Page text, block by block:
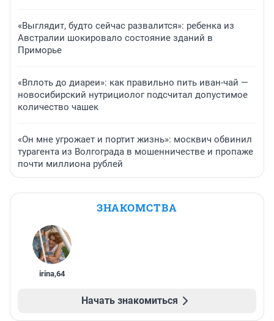
«Выглядит, будто сейчас развалится»: ребенка из
Австралии шокировало состояние зданий в
Приморье
«Вплоть до диареи»: как правильно пить иван-чай —
новосибирский нутрициолог подсчитал допустимое
количество чашек
«Он мне угрожает и портит жизнь»: москвич обвинил
турагента из Волгограда в мошенничестве и пропаже
почти миллиона рублей
ЗНАКОМСТВА
irina,64
Начать знакомиться